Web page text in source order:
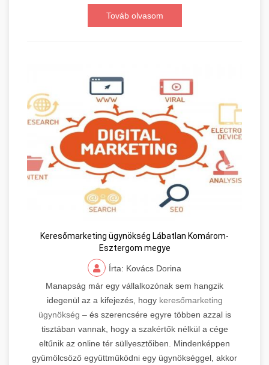
Továb olvasom
Keresőmarketing ügynökség Lábatlan Komárom-
Esztergom megye
Írta: Kovács Dorina
Manapság már egy vállalkozónak sem hangzik
idegenül az a kifejezés, hogy keresőmarketing
ügynökség –és szerencsére egyre többen azzal is
tisztában vannak, hogy a szakértők nélkül a cége
eltűnik az online tér süllyesztőiben. Mindenképpen
gyümölcsöző együttműködni egy ügynökséggel, akkor